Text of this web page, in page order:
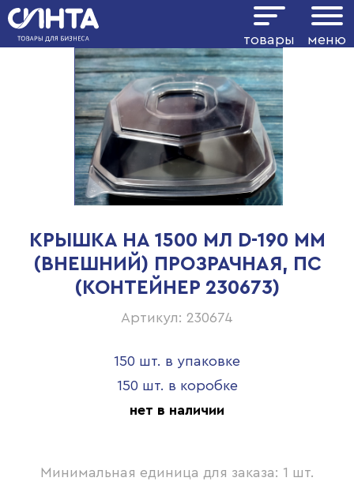
товары меню
КРЫШКА НА 1500 МЛ D-190 ММ
(ВНЕШНИЙ) ПРОЗРАЧНАЯ, ПС
(КОНТЕЙНЕР 230673)
Артикул: 230674
150 шт. в упаковке
150 шт. в коробке
нет в наличии
Минимальная единица для заказа: 1 шт.